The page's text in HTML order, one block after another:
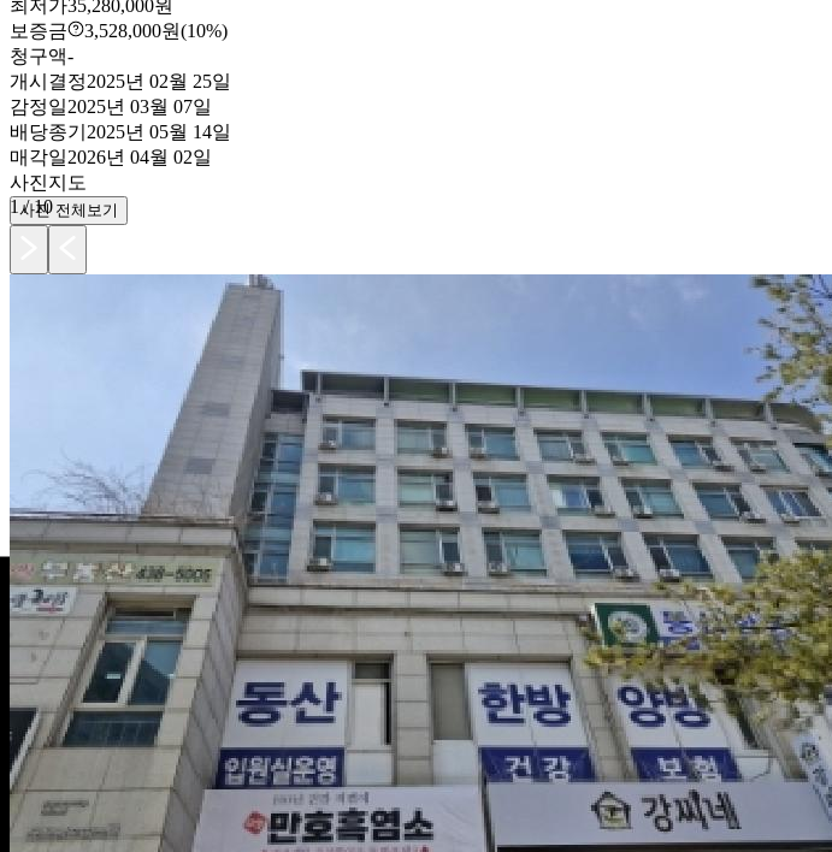
최저가35,280,000원
보증금
3,528,000원(10%)
청구액-
개시결정2025년 02월 25일
감정일2025년 03월 07일
배당종기 2025년 05월 14일
매각일2026년 04월 02일
사진지도
1 /10
사진 전체보기